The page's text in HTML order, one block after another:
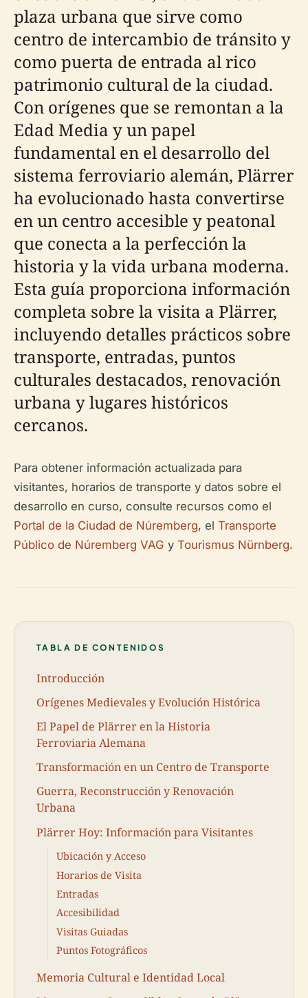
plaza urbana que sirve como
centro de intercambio de tránsito y
como puerta de entrada al rico
patrimonio cultural de la ciudad.
Con orígenes que se remontan a la
Edad Media y un papel
fundamental en el desarrollo del
sistema ferroviario alemán, Plärrer
ha evolucionado hasta convertirse
en un centro accesible y peatonal
que conecta a la perfección la
historia y la vida urbana moderna.
Esta guía proporciona información
completa sobre la visita a Plärrer,
incluyendo detalles prácticos sobre
transporte, entradas, puntos
culturales destacados, renovación
urbana y lugares históricos
cercanos.
Para obtener información actualizada para
visitantes, horarios de transporte y datos sobre el
desarrollo en curso, consulte recursos como el
Portal de la Ciudad de Núremberg, el Transporte
Público de Núremberg VAG y Tourismus Nürnberg.
TABLA DE CONTENIDOS
Introducción
Orígenes Medievales y Evolución Histórica
El Papel de Plärrer en la Historia
Ferroviaria Alemana
Transformación en un Centro de Transporte
Guerra, Reconstrucción y Renovación
Urbana
Plärrer Hoy: Información para Visitantes
Ubicación y Acceso
Horarios de Visita
Entradas
Accesibilidad
Visitas Guiadas
Puntos Fotográficos
Memoria Cultural e Identidad Local